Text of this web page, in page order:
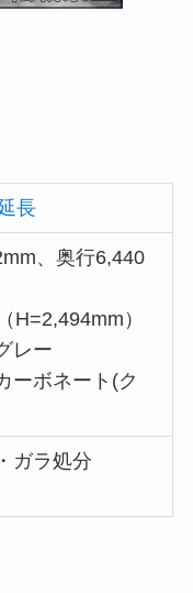
長
、奥行6,440
H=2,494mm）
レー
ーボネート(ク
ガラ処分